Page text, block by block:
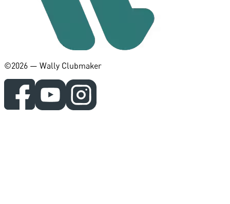
©️2026 — Wally Clubmaker